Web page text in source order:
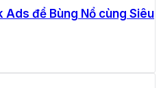
để Bùng Nổ cùng Siêu